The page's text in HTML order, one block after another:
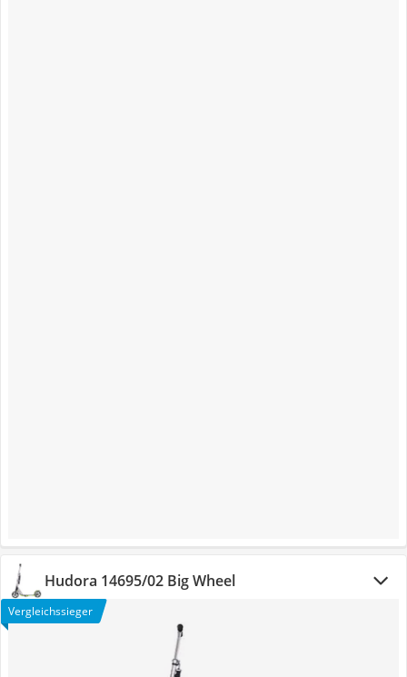
Hudora 14695/02 Big Wheel
Vergleichssieger